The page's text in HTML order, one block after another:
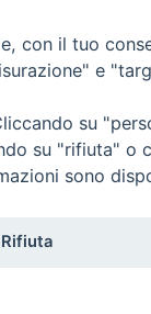
con il tuo
e
su
su "rifiuta" o
sono
Rifiuta